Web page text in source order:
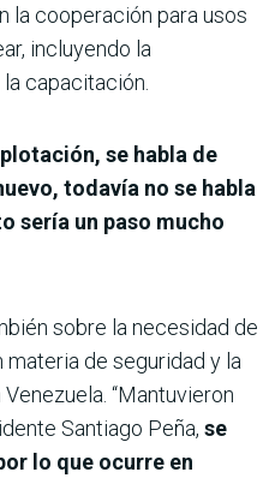
la cooperación para usos
incluyendo la
capacitación.
se habla de
todavía no se habla
sería un paso mucho
sobre la necesidad de
de seguridad y la
“Mantuvieron
Santiago Peña, se
lo que ocurre en